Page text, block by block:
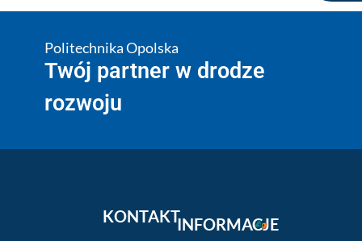
Politechnika Opolska
Twój partner w drodze
rozwoju
KONTAKTINFORMACJE